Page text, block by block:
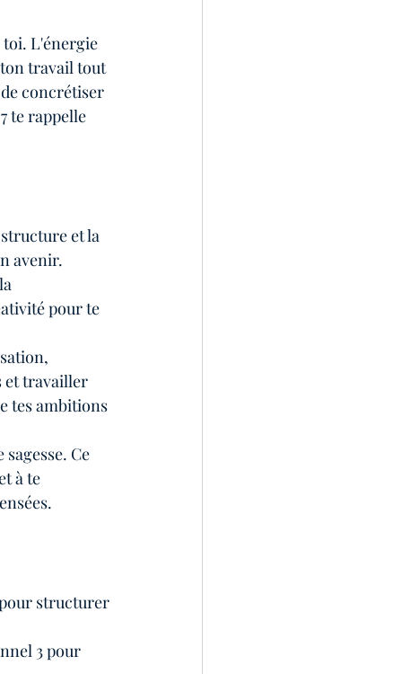
toi. L'énergie
travail tout
concrétiser
te rappelle
et la
avenir.
pour te
et travailler
tes ambitions
Ce
à te
structurer
3 pour